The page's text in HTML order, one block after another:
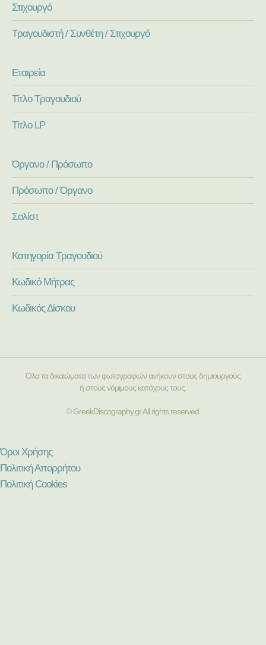
Στιχουργό
Τραγουδιστή / Συνθέτη / Στιχουργό
Εταιρεία
Τίτλο Τραγουδιού
Τίτλο LP
Όργανο / Πρόσωπο
Πρόσωπο / Όργανο
Σολίστ
Κατηγορία Τραγουδιού
Κωδικό Μήτρας
Κωδικός Δίσκου
Όλα τα δικαιώματα των φωτογραφιών ανήκουν στους δημιουργούς
ή στους νόμιμους κατόχους τους.
© GreekDiscography.gr All rights reserved.
Όροι Χρήσης
Πολιτική Απορρήτου
Πολιτική Cookies